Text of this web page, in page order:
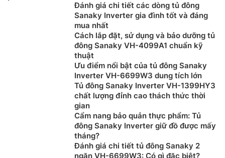
Đánh giá chi tiết các dòng tủ đông
Sanaky Inverter gia đình tốt và đáng
mua nhất
Cách lắp đặt, sử dụng và bảo dưỡng tủ
đông Sanaky VH-4099A1 chuẩn kỹ
thuật
Ưu điểm nổi bật của tủ đông Sanaky
Inverter VH-6699W3 dung tích lớn
Tủ đông Sanaky Inverter VH-1399HY3
chất lượng đỉnh cao thách thức thời
gian
Cẩm nang bảo quản thực phẩm: Tủ
đông Sanaky Inverter giữ đồ được mấy
tháng?
Đánh giá chi tiết tủ đông Sanaky 2
ngăn VH-6699W3: Có gì đặc biệt?